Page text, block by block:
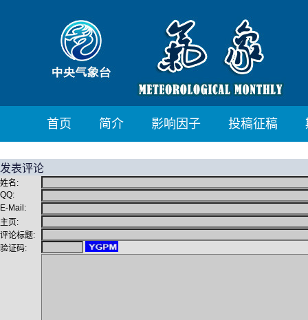
首页 简介 影响因子 投稿征稿
发表评论
姓名:
QQ:
E-Mail:
主页:
评论标题:
验证码: